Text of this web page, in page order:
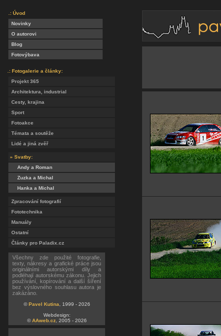
.: Úvod
Novinky
O autorovi
Blog
Fotovýbava
.: Fotogalerie a články:
Projekt 365
Architektura, industrial
Cesty, krajina
Sport
Fotoakce
Témata a soutěže
Lidé a jiná zvěř
» Svatby:
Andy a Roman
Zuzka a Michal
Hanka a Michal
Zpracování fotografií
Fototechnika
Manuály
Ostatní
Články pro Paladix.cz
Všechny zde použité fotografie,
texty, nákresy a grafické práce jsou
originálními autorskými díly a
podléhají autorskému zákonu. Jejich
používání, kopírování a další šíření
bez výslovného souhlasu autora je
zakázáno.
©Pavel Kutina , 1999 - 2026
Webdesign:
©AAweb.cz, 2005 - 2026